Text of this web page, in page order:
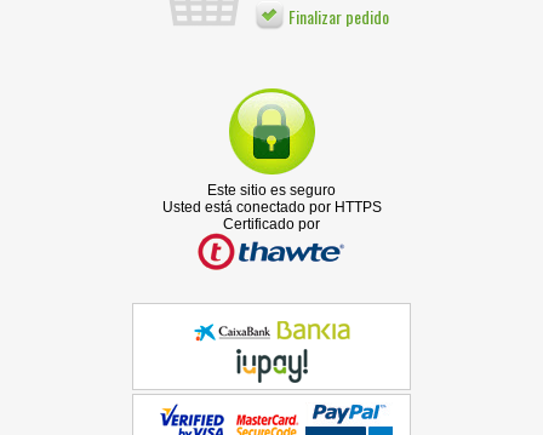
Finalizar pedido
Este sitio es seguro
Usted está conectado por HTTPS
Certificado por